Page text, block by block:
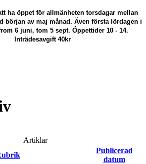
ha öppet för allmänheten torsdagar mellan
början av maj månad. Även första lördagen i
6 juni, tom 5 sept. Öppettider 10 - 14.
Inträdesavgift 40kr
Artiklar
Publicerad
datum